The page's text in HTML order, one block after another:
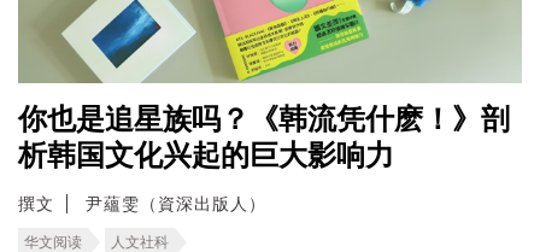
你也是追星族吗？《韩流凭什麽！》剖
析韩国文化兴起的巨大影响力
撰文 尹蘊雯（資深出版人）
华文阅读 人文社科